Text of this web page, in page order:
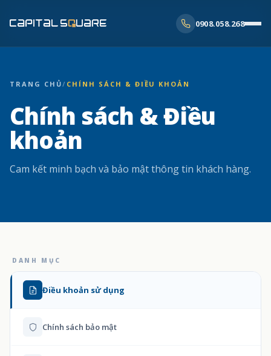
0908.058.268
TRANG CHỦ/ CHÍNH SÁCH & ĐIỀU KHOẢN
Chính sách & Điều
khoản
Cam kết minh bạch và bảo mật thông tin khách hàng.
DANH MỤC
Điều khoản sử dụng
Chính sách bảo mật